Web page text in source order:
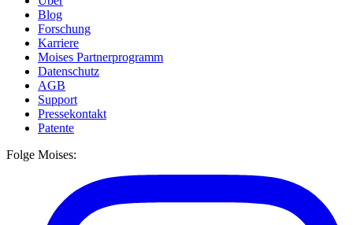
Blog
Forschung
Karriere
Moises Partnerprogramm
Datenschutz
AGB
Support
Pressekontakt
Patente
Folge Moises: